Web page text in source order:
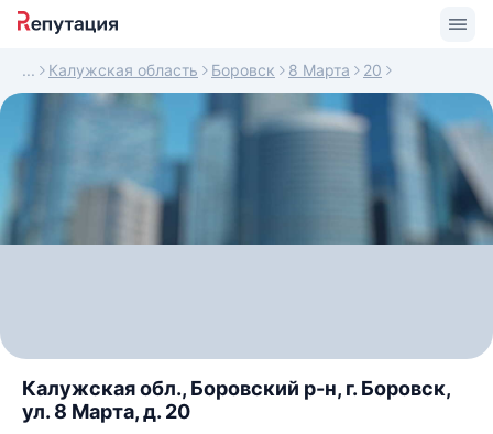
Калужская область Боровск 8 Марта 20
Калужская обл., Боровский р-н, г. Боровск,
ул. 8 Марта, д. 20